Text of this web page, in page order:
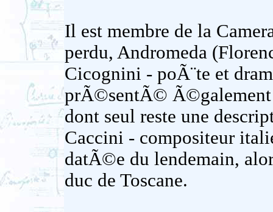
Il est membre de la
perdu, Andromeda
Cicognini - poÃ¨te et
prÃ©sentÃ© Ã©galement
dont seul reste une
Caccini - compositeur
datÃ©e du lendemain,
duc de Toscane.